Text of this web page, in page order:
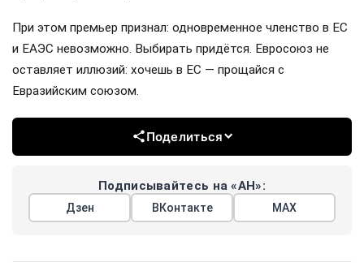
При этом премьер признал: одновременное членство в ЕС
и ЕАЭС невозможно. Выбирать придётся. Евросоюз не
оставляет иллюзий: хочешь в ЕС — прощайся с
Евразийским союзом.
Поделиться
Подписывайтесь на «АН»:
Дзен ВКонтакте МАХ